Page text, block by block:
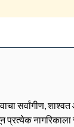
सर्वांगीण,
नागरिकाला